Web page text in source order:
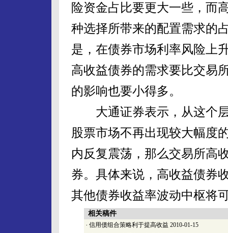
险资金占比要更大一些，而
种选择所带来的配置需求的
是，在债券市场利率风险上
高收益债券的需求要比交易
的影响也要小得多。
大通证券表示，从这个层
股票市场不再出现较大幅度
内反复震荡，那么交易所高
券。具体来说，高收益债券
其他债券收益率波动中枢将
相关稿件
· 信用债组合策略利于提高收益 2010-01-15